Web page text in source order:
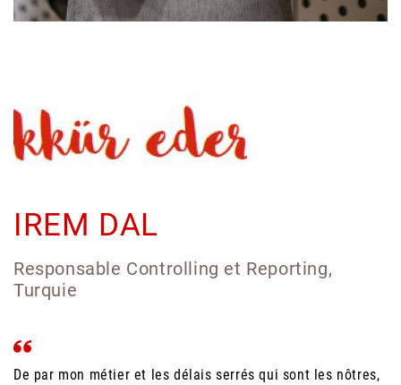
IREM DAL
Responsable Controlling et Reporting,
Turquie
De par mon métier et les délais serrés qui sont les nôtres,